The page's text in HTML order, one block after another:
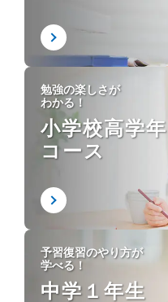
勉強の楽しさが
わかる！
小学校高学年
コース
予習復習のやり方が
学べる！
中学１年生